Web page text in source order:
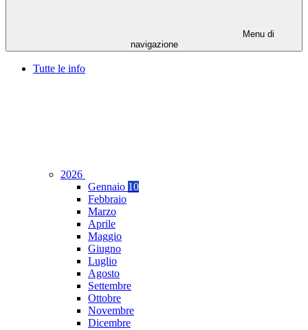
Menu di
navigazione
Tutte le info
2026
Gennaio 10
Febbraio
Marzo
Aprile
Maggio
Giugno
Luglio
Agosto
Settembre
Ottobre
Novembre
Dicembre